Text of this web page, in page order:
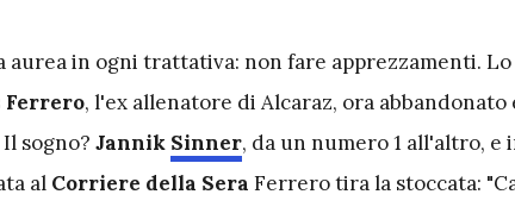
aurea in ogni trattativa: non fare apprezzamenti. Lo
Ferrero, l'ex allenatore di Alcaraz, ora abbandonato
sogno? Jannik Sinner, da un numero 1 all'altro, e
al Corriere della Sera Ferrero tira la stoccata: